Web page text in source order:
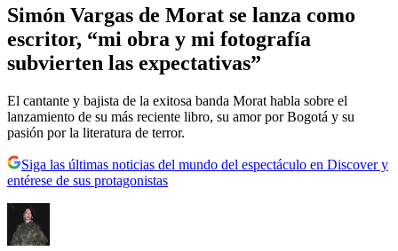
Simón Vargas de Morat se lanza como
escritor, “mi obra y mi fotografía
subvierten las expectativas”
El cantante y bajista de la exitosa banda Morat habla sobre el
lanzamiento de su más reciente libro, su amor por Bogotá y su
pasión por la literatura de terror.
Siga las últimas noticias del mundo del espectáculo en Discover y
entérese de sus protagonistas